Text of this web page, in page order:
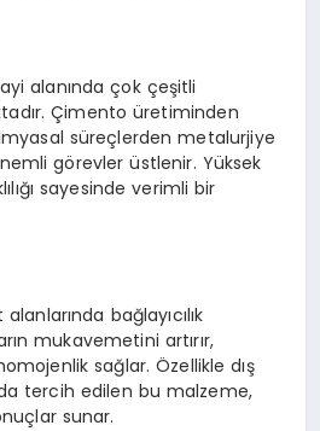
alanında çok çeşitli
Çimento üretiminden
süreçlerden metalurjiye
görevler üstlenir. Yüksek
sayesinde verimli bir
bağlayıcılık
mukavemetini artırır,
sağlar. Özellikle dış
tercih edilen bu malzeme,
sunar.